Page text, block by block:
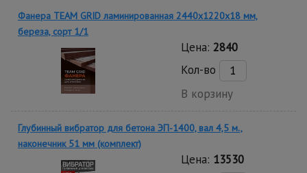
Фанера TEAM GRID ламинированная 2440х1220х18 мм,
береза, сорт 1/1
Цена: 2840
Кол-во
В корзину
Глубинный вибратор для бетона ЭП-1400, вал 4,5 м.,
наконечник 51 мм (комплект)
Цена: 13530